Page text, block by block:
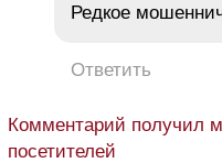
Редкое
Ответить
Комментарий получил
посетителей